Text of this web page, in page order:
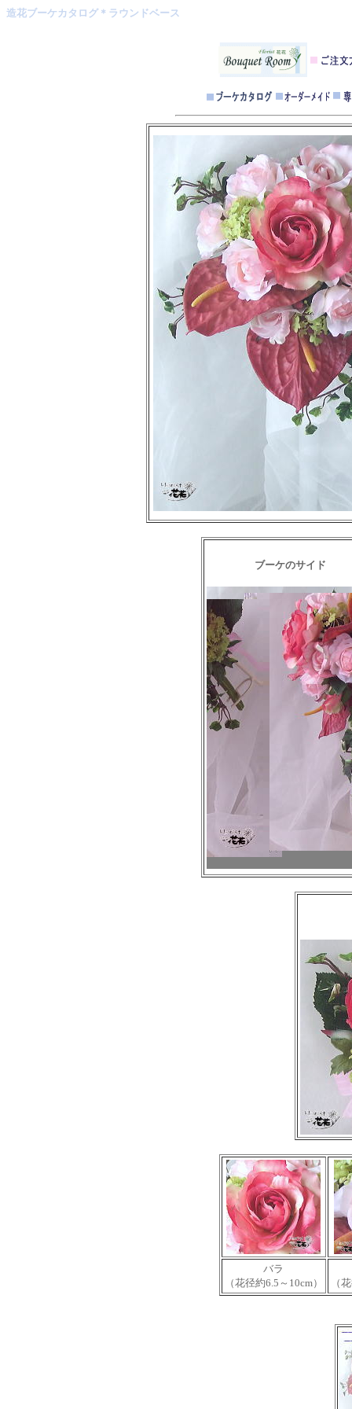
造花ブーケカタログ＊ラウンドベース
ブーケのサイド
バラ
（花径約6.5～10cm）
（